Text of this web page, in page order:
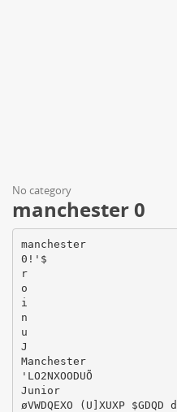
No category
manchester 0
manchester
0!'$
r
o
i
n
u
J
Manchester
'LO2NXOODUÕ
Junior
øVWDQEXO (U]XUXP $GDQD